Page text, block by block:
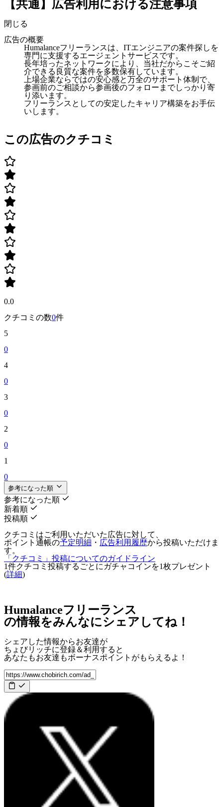
【共通】広告利用における注意事項
閉じる
広告の概要
Humalanceフリーランスは、ITエンジニアの案件探しを
専門に支援するエージェントサービスです。
長年培ったネットワークにより、当社だからこそご紹
介できる良質な案件を多数保有しています。
上場企業ならではの安心感と万全のサポート体制で、
参画前のご相談から参画後のフォローまでしっかり寄
り添います。
フリーランスとしての安定したキャリア構築をお手伝
いします。
この広告のクチコミ
0.0
クチコミの数0件
5
0
4
0
3
0
2
0
1
0
参考になった順
参考になった順
新着順
投稿順
クチコミはご利用いただいた広告に対して、
ポイント通帳の予定明細 ・ 広告利用履歴から投稿いただけま
す。
「クチコミ」投稿についてのガイドライン
1件クチコミ投稿するごとに ガチャコインを1枚プレゼント
(詳細)
Humalanceフリーランス
の情報をみんなにシェアしてね！
シェアした情報からお友達が
ちょびリッチに登録＆利用すると
あなたもお友達もボーナスポイント がもらえるよ！